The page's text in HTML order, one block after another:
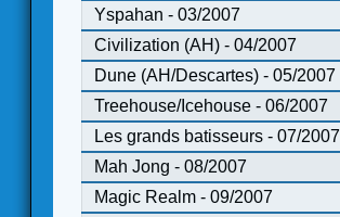
Yspahan - 03/2007
Civilization (AH) - 04/2007
Dune (AH/Descartes) - 05/2007
Treehouse/Icehouse - 06/2007
Les grands batisseurs - 07/2007
Mah Jong - 08/2007
Magic Realm - 09/2007